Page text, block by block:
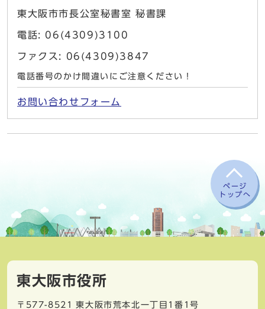
東大阪市市長公室秘書室 秘書課
電話: 06(4309)3100
ファクス: 06(4309)3847
電話番号のかけ間違いにご注意ください！
お問い合わせフォーム
ページ
トップへ
東大阪市役所
〒577-8521 東大阪市荒本北一丁目1番1号